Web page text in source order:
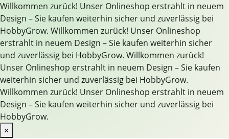
Willkommen zurück! Unser Onlineshop erstrahlt in neuem
Design – Sie kaufen weiterhin sicher und zuverlässig bei
HobbyGrow. Willkommen zurück! Unser Onlineshop
erstrahlt in neuem Design – Sie kaufen weiterhin sicher
und zuverlässig bei HobbyGrow. Willkommen zurück!
Unser Onlineshop erstrahlt in neuem Design – Sie kaufen
weiterhin sicher und zuverlässig bei HobbyGrow.
Willkommen zurück! Unser Onlineshop erstrahlt in neuem
Design – Sie kaufen weiterhin sicher und zuverlässig bei
HobbyGrow.
×